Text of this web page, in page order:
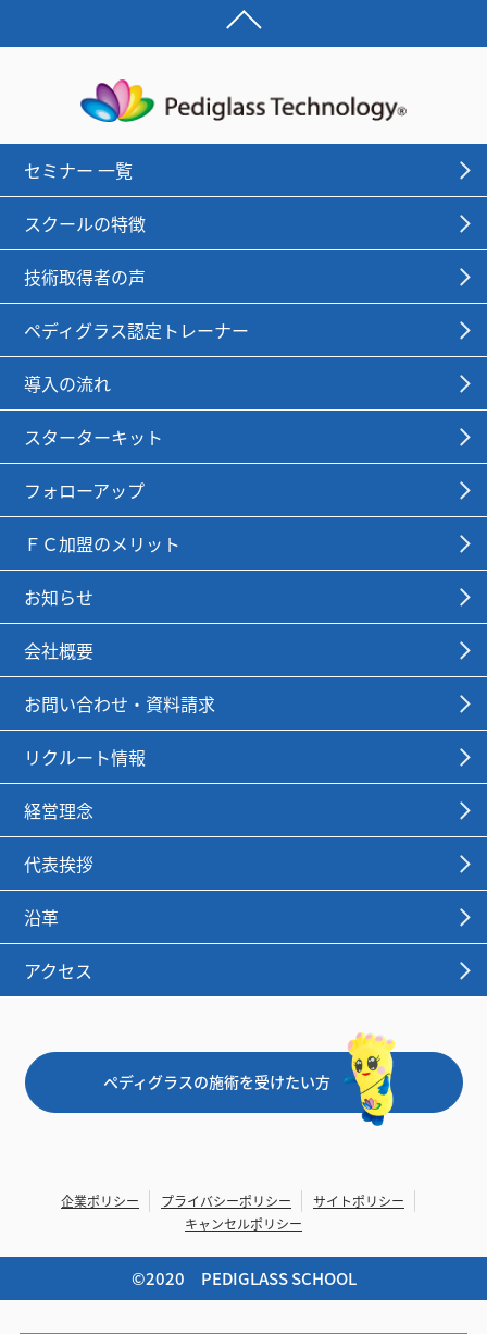
セミナー 一覧
スクールの特徴
技術取得者の声
ペディグラス認定トレーナー
導入の流れ
スターターキット
フォローアップ
ＦＣ加盟のメリット
お知らせ
会社概要
お問い合わせ・資料請求
リクルート情報
経営理念
代表挨拶
沿革
アクセス
ペディグラスの施術を受けたい方
企業ポリシー プライバシーポリシー
サイトポリシー
キャンセルポリシー
©︎2020 PEDIGLASS SCHOOL